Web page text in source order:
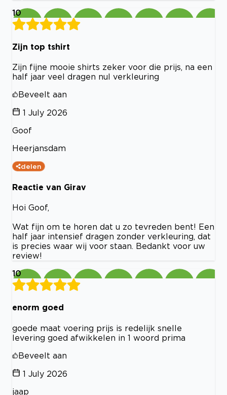
10
Zijn top tshirt
Zijn fijne mooie shirts zeker voor die prijs, na een
half jaar veel dragen nul verkleuring
Beveelt aan
1 July 2026
Goof
Heerjansdam
delen
Reactie van Girav
Hoi Goof,
Wat fijn om te horen dat u zo tevreden bent! Een
half jaar intensief dragen zonder verkleuring, dat
is precies waar wij voor staan. Bedankt voor uw
review!
10
enorm goed
goede maat voering prijs is redelijk snelle
levering goed afwikkelen in 1 woord prima
Beveelt aan
1 July 2026
jaap